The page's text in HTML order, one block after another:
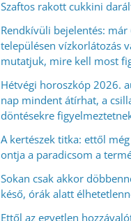
Szaftos rakott cukkini
Rendkívüli bejelentés:
településen vízkorlátozás
mutatjuk, mire kell most
Hétvégi horoszkóp 2026.
nap mindent átírhat, a
döntésekre
A kertészek titka: ettől
ontja a paradicsom a
Sokan csak akkor
késő, órák alatt
Ettől az egyetlen